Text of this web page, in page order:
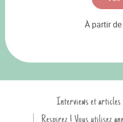
À partir
Interviews et articles